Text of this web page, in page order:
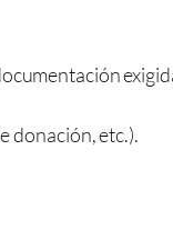
donación, etc.).